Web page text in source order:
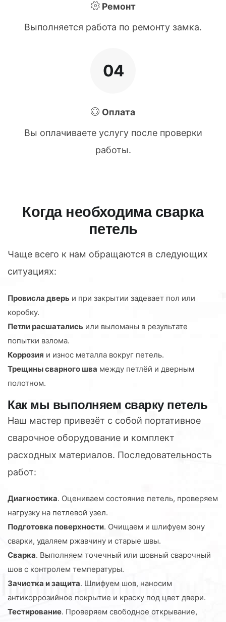
Ремонт
Выполняется работа по ремонту замка.
04
Оплата
Вы оплачиваете услугу после проверки
работы.
Когда необходима сварка
петель
Чаще всего к нам обращаются в следующих
ситуациях:
Провисла дверь и при закрытии задевает пол или
коробку.
Петли расшатались или выломаны в результате
попытки взлома.
Коррозия и износ металла вокруг петель.
Трещины сварного шва между петлёй и дверным
полотном.
Как мы выполняем сварку петель
Наш мастер привезёт с собой портативное
сварочное оборудование и комплект
расходных материалов. Последовательность
работ:
Диагностика. Оцениваем состояние петель, проверяем
нагрузку на петлевой узел.
Подготовка поверхности. Очищаем и шлифуем зону
сварки, удаляем ржавчину и старые швы.
Сварка. Выполняем точечный или шовный сварочный
шов с контролем температуры.
Зачистка и защита. Шлифуем шов, наносим
антикоррозийное покрытие и краску под цвет двери.
Тестирование. Проверяем свободное открывание,